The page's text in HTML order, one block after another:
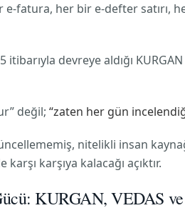
e-fatura, her bir e-defter
itibarıyla devreye aldığı
değil; “zaten her gün
nitelikli insan
karşıya kalacağı açıktır.
KURGAN, VEDAS